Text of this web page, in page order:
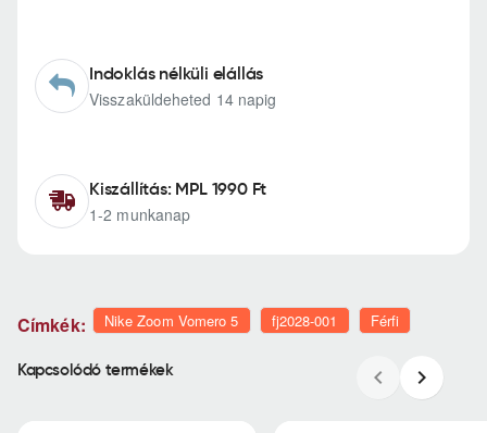
Indoklás nélküli elállás
Visszaküldeheted 14 napig
Kiszállítás: MPL 1990 Ft
1-2 munkanap
Címkék: Nike Zoom Vomero 5 fj2028-001 Férfi
Kapcsolódó termékek